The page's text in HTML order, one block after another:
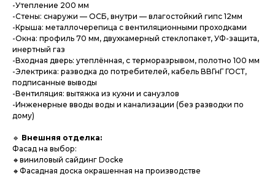
-Утепление 200 мм
-Стены: снаружи — ОСБ, внутри — влагостойкий гипс 12мм
-Крыша: металлочерепица с вентиляционными проходками
-Окна: профиль 70 мм, двухкамерный стеклопакет, УФ-защита,
инертный газ
-Входная дверь: утеплённая, с терморазрывом, полотно 100 мм
-Электрика: разводка до потребителей, кабель ВВГнГ ГОСТ,
подписанные выводы
-Вентиляция: вытяжка из кухни и санузлов
-Инженерные вводы воды и канализации (без разводки по
дому)
🔹 Внешняя отделка:
Фасад на выбор:
🔸виниловый сайдинг Docke
🔸Фасадная доска окрашенная на производстве